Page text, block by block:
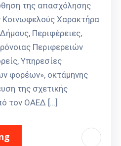
της απασχόλησης
Χαρακτήρα
Περιφέρειες,
Περιφερειών
Υπηρεσίες
φορέων», οκτάμηνης
της σχετικής
τον ΟΑΕΔ […]